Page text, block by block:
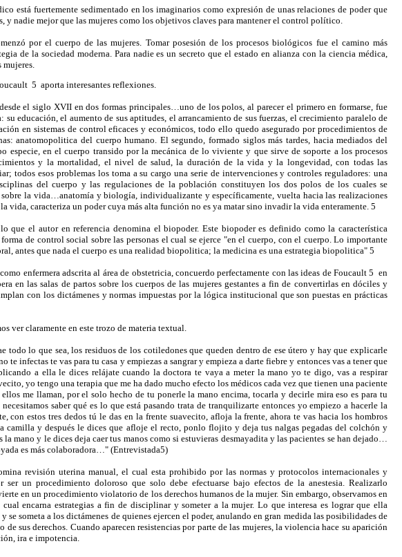
está fuertemente sedimentado en los imaginarios como expresión de unas relaciones de poder que
y nadie mejor que las mujeres como los objetivos claves para mantener el control político.
por el cuerpo de las mujeres. Tomar posesión de los procesos biológicos fue el camino más
de la sociedad moderna. Para nadie es un secreto que el estado en alianza con la ciencia médica,
mujeres.
5 aporta interesantes reflexiones.
el siglo XVII en dos formas principales…uno de los polos, al parecer el primero en formarse, fue
su educación, el aumento de sus aptitudes, el arrancamiento de sus fuerzas, el crecimiento paralelo de
en sistemas de control eficaces y económicos, todo ello quedo asegurado por procedimientos de
anatomopolitica del cuerpo humano. El segundo, formado siglos más tardes, hacia mediados del
especie, en el cuerpo transido por la mecánica de lo viviente y que sirve de soporte a los procesos
y la mortalidad, el nivel de salud, la duración de la vida y la longevidad, con todas las
todos esos problemas los toma a su cargo una serie de intervenciones y controles reguladores: una
del cuerpo y las regulaciones de la población constituyen los dos polos de los cuales se
la vida…anatomía y biología, individualizante y específicamente, vuelta hacia las realizaciones
vida, caracteriza un poder cuya más alta función no es ya matar sino invadir la vida enteramente. 5
que el autor en referencia denomina el biopoder. Este biopoder es definido como la característica
de control social sobre las personas el cual se ejerce "en el cuerpo, con el cuerpo. Lo importante
antes que nada el cuerpo es una realidad biopolitica; la medicina es una estrategia biopolitica" 5
enfermera adscrita al área de obstetricia, concuerdo perfectamente con las ideas de Foucault 5 en
en las salas de partos sobre los cuerpos de las mujeres gestantes a fin de convertirlas en dóciles y
con los dictámenes y normas impuestas por la lógica institucional que son puestas en prácticas
ver claramente en este trozo de materia textual.
todo lo que sea, los residuos de los cotiledones que queden dentro de ese útero y hay que explicarle
te infectas te vas para tu casa y empiezas a sangrar y empieza a darte fiebre y entonces vas a tener que
a ella le dices relájate cuando la doctora te vaya a meter la mano yo te digo, vas a respirar
yo tengo una terapia que me ha dado mucho efecto los médicos cada vez que tienen una paciente
me llaman, por el solo hecho de tu ponerle la mano encima, tocarla y decirle mira eso es para tu
saber qué es lo que está pasando trata de tranquilizarte entonces yo empiezo a hacerle la
con estos tres dedos tú le das en la frente suavecito, afloja la frente, ahora te vas hacia los hombros
camilla y después le dices que afloje el recto, ponlo flojito y deja tus nalgas pegadas del colchón y
la mano y le dices deja caer tus manos como si estuvieras desmayadita y las pacientes se han dejado…
es más colaboradora…" (Entrevistada5)
revisión uterina manual, el cual esta prohibido por las normas y protocolos internacionales y
un procedimiento doloroso que solo debe efectuarse bajo efectos de la anestesia. Realizarlo
en un procedimiento violatorio de los derechos humanos de la mujer. Sin embargo, observamos en
encarna estrategias a fin de disciplinar y someter a la mujer. Lo que interesa es lograr que ella
se someta a los dictámenes de quienes ejercen el poder, anulando en gran medida las posibilidades de
de sus derechos. Cuando aparecen resistencias por parte de las mujeres, la violencia hace su aparición
ira e impotencia.